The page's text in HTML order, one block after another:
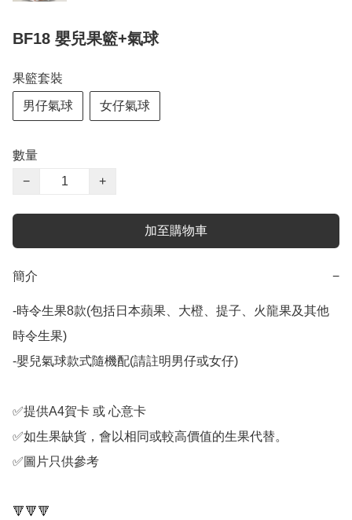
BF18 嬰兒果籃+氣球
果籃套裝
男仔氣球 女仔氣球
數量
−
+
加至購物車
簡介 −
-時令生果8款(包括日本蘋果、大橙、提子、火龍果及其他
時令生果)
-嬰兒氣球款式隨機配(請註明男仔或女仔)
✅提供A4賀卡 或 心意卡
✅如生果缺貨，會以相同或較高價值的生果代替。
✅圖片只供參考
🔻🔻🔻